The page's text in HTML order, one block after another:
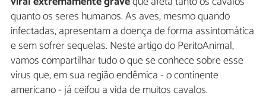
quanto os seres humanos. As aves, mesmo quando
infectadas, apresentam a doença de forma assintomática
e sem sofrer sequelas. Neste artigo do PeritoAnimal,
vamos compartilhar tudo o que se conhece sobre esse
vírus que, em sua região endêmica - o continente
americano - já ceifou a vida de muitos cavalos.